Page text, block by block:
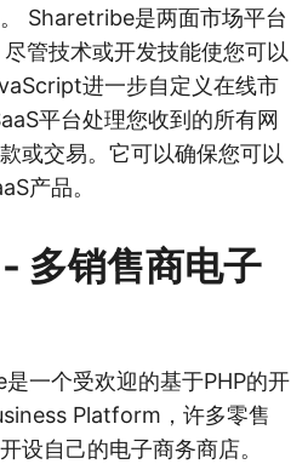
Sharetribe是两面市场平台
管技术或开发技能使您可以
进一步自定义在线市
平台处理您收到的所有网
或交易。它可以确保您可以
产品。
- 多销售商电子
一个受欢迎的基于PHP的开
Platform，许多零售
设自己的电子商务商店。